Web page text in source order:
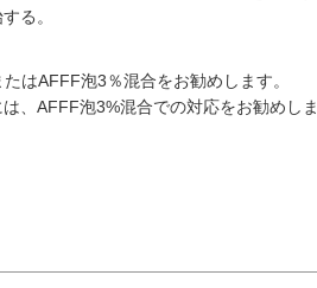
る。
はAFFF泡3％混合をお勧めします。
、AFFF泡3%混合での対応をお勧めしま